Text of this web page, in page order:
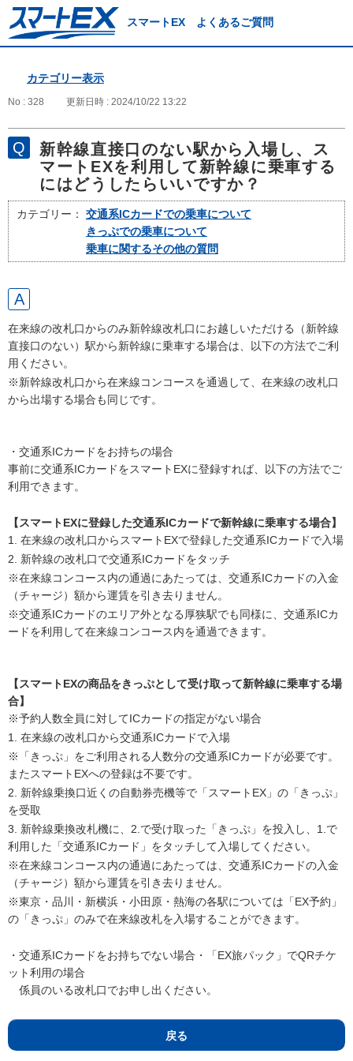
スマートEX よくあるご質問
カテゴリー表示
No : 328 更新日時 : 2024/10/22 13:22
新幹線直接口のない駅から入場し、ス
マートEXを利用して新幹線に乗車する
にはどうしたらいいですか？
カテゴリー：
交通系ICカードでの乗車について
きっぷでの乗車について
乗車に関するその他の質問
在来線の改札口からのみ新幹線改札口にお越しいただける（新幹線
直接口のない）駅から新幹線に乗車する場合は、以下の方法でご利
用ください。
※新幹線改札口から在来線コンコースを通過して、在来線の改札口
から出場する場合も同じです。
・交通系ICカードをお持ちの場合
事前に交通系ICカードをスマートEXに登録すれば、以下の方法でご
利用できます。
【スマートEXに登録した交通系ICカードで新幹線に乗車する場合】
1. 在来線の改札口からスマートEXで登録した交通系ICカードで入場
2. 新幹線の改札口で交通系ICカードをタッチ
※在来線コンコース内の通過にあたっては、交通系ICカードの入金
（チャージ）額から運賃を引き去りません。
※交通系ICカードのエリア外となる厚狭駅でも同様に、交通系ICカ
ードを利用して在来線コンコース内を通過できます。
【スマートEXの商品をきっぷとして受け取って新幹線に乗車する場
合】
※予約人数全員に対してICカードの指定がない場合
1. 在来線の改札口から交通系ICカードで入場
※「きっぷ」をご利用される人数分の交通系ICカードが必要です。
またスマートEXへの登録は不要です。
2. 新幹線乗換口近くの自動券売機等で「スマートEX」の「きっぷ」
を受取
3. 新幹線乗換改札機に、2.で受け取った「きっぷ」を投入し、1.で
利用した「交通系ICカード」をタッチして入場してください。
※在来線コンコース内の通過にあたっては、交通系ICカードの入金
（チャージ）額から運賃を引き去りません。
※東京・品川・新横浜・小田原・熱海の各駅については「EX予約」
の「きっぷ」のみで在来線改札を入場することができます。
・交通系ICカードをお持ちでない場合・「EX旅パック」でQRチケ
ット利用の場合
係員のいる改札口でお申し出ください。
戻る